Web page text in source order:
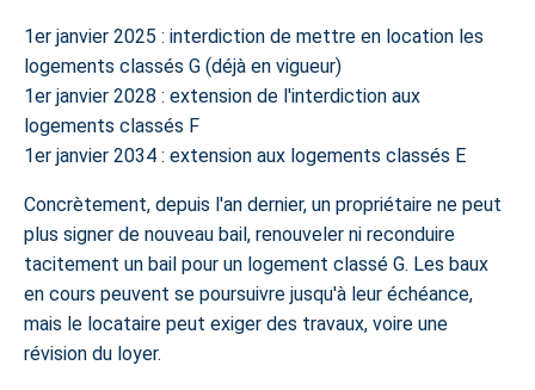
1er janvier 2025 : interdiction de mettre en location les
logements classés G (déjà en vigueur)
1er janvier 2028 : extension de l'interdiction aux
logements classés F
1er janvier 2034 : extension aux logements classés E
Concrètement, depuis l'an dernier, un propriétaire ne peut
plus signer de nouveau bail, renouveler ni reconduire
tacitement un bail pour un logement classé G. Les baux
en cours peuvent se poursuivre jusqu'à leur échéance,
mais le locataire peut exiger des travaux, voire une
révision du loyer.